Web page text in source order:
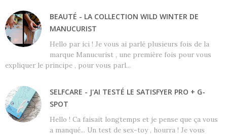
BEAUTÉ - LA COLLECTION WILD WINTER DE
MANUCURIST
Hello par ici ! Je vous ai parlé plusieurs fois de la
marque Manucurist , une première fois pour vous
expliquer le principe , pour vous parl...
SELFCARE - J'AI TESTÉ LE SATISFYER PRO + G-
SPOT
Hello ! Ca faisait longtemps et je pense que ça vous
a manqué... Un test de sex-toy , hourra ! Je vous